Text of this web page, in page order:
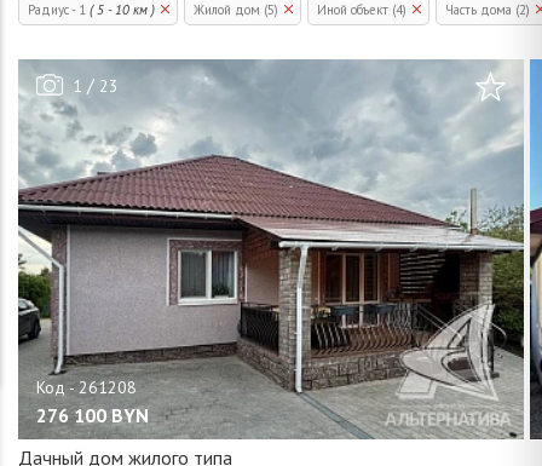
Радиус - 1 ( 5 - 10 км ) Жилой дом (5) Иной объект (4) Часть дома (2)
1 / 23
276 100 BYN
Дачный дом жилого типа